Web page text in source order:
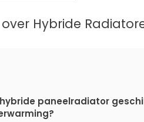
Hybride
paneelradiator